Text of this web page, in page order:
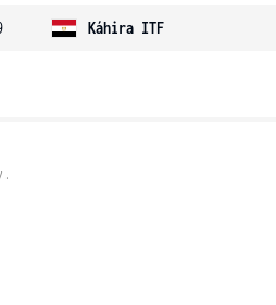
Káhira ITF